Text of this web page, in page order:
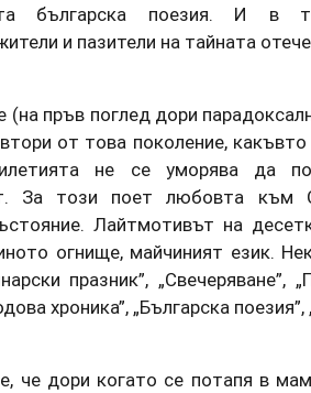
българска поезия. И в
и пазители на тайната
пръв поглед дори
от това поколение,
не се уморява да
За този поет любовта към
Лайтмотивът на
огнище, майчиният език.
празник”, „Свечеряване”,
хроника”, „Българска
че дори когато се потапя в